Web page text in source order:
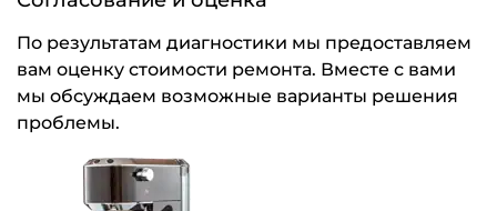
По результатам диагностики мы предоставляем
вам оценку стоимости ремонта. Вместе с вами
мы обсуждаем возможные варианты решения
проблемы.